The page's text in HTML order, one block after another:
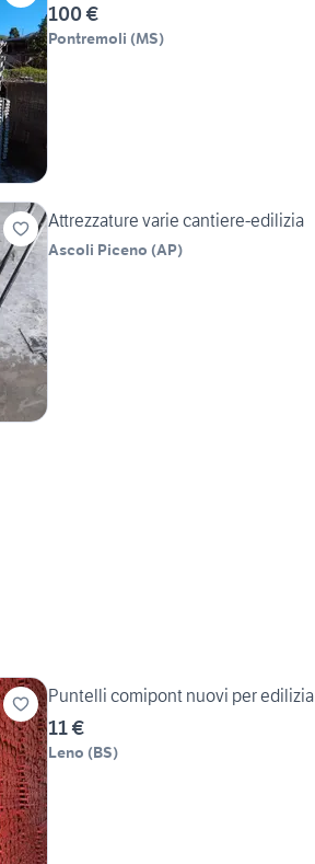
100 €
Pontremoli (MS)
Attrezzature varie cantiere-edilizia
Ascoli Piceno (AP)
Puntelli comipont nuovi per edilizia
11 €
Leno (BS)